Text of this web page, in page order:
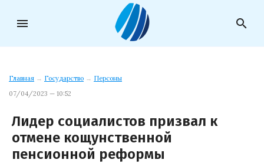
menu search
Главная → Государство → Персоны
07/04/2023 — 10:52
Лидер социалистов призвал к
отмене кощунственной
пенсионной реформы